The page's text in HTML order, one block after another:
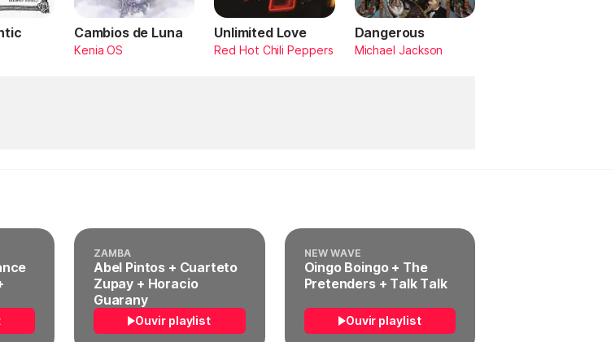
Cambios de Luna
Kenia OS
Unlimited Love
Red Hot Chili Peppers
Dangerous
Michael Jackson
ZAMBA
Abel Pintos + Cuarteto
Zupay + Horacio
Guarany
Ouvir playlist
NEW WAVE
Oingo Boingo + The
Pretenders + Talk Talk
Ouvir playlist